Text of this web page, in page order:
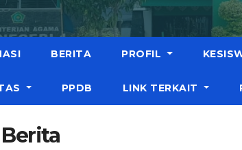
BERITA PROFIL
PPDB LINK TERKAIT
Berita